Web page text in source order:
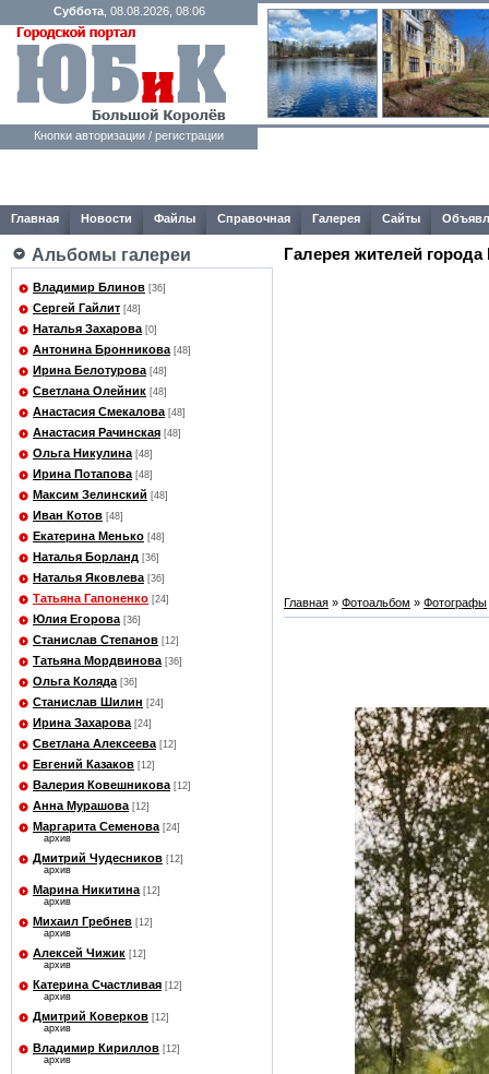
Суббота, 08.08.2026, 08:06
Кнопки авторизации / регистрации
Главная Новости Файлы Справочная Галерея Сайты
Альбомы галереи
Владимир Блинов [36]
Сергей Гайлит [48]
Наталья Захарова [0]
Антонина Бронникова [48]
Ирина Белотурова [48]
Светлана Олейник [48]
Анастасия Смекалова [48]
Анастасия Рачинская [48]
Ольга Никулина [48]
Ирина Потапова [48]
Максим Зелинский [48]
Иван Котов [48]
Екатерина Менько [48]
Наталья Борланд [36]
Наталья Яковлева [36]
Татьяна Гапоненко [24]
Юлия Егорова [36]
Станислав Степанов [12]
Татьяна Мордвинова [36]
Ольга Коляда [36]
Станислав Шилин [24]
Ирина Захарова [24]
Светлана Алексеева [12]
Евгений Казаков [12]
Валерия Ковешникова [12]
Анна Мурашова [12]
Маргарита Семенова [24]
архив
Дмитрий Чудесников [12]
архив
Марина Никитина [12]
архив
Михаил Гребнев [12]
архив
Алексей Чижик [12]
архив
Катерина Счастливая [12]
архив
Дмитрий Коверков [12]
архив
Владимир Кириллов [12]
архив
Галерея жителей города
Главная » Фотоальбом » Фотографы